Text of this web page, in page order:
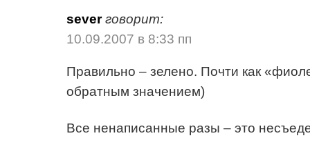
sever говорит:
10.09.2007 в 8:33 пп
Правильно – зелено. Почти как
обратным значением)
Все ненаписанные разы – это